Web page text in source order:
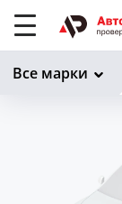
Все марки